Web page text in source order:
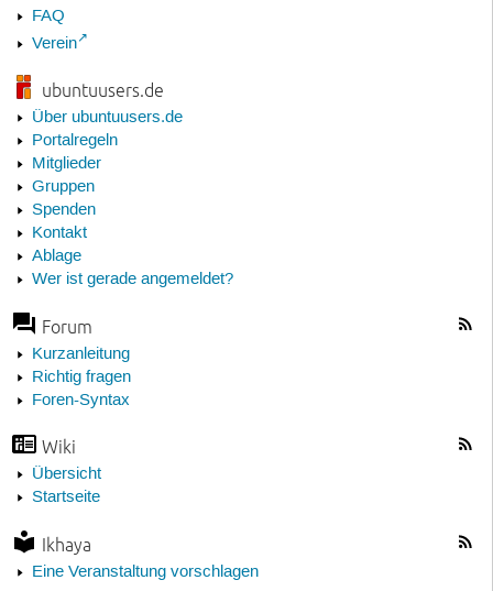
FAQ
Verein
ubuntuusers.de
Über ubuntuusers.de
Portalregeln
Mitglieder
Gruppen
Spenden
Kontakt
Ablage
Wer ist gerade angemeldet?
Forum
Kurzanleitung
Richtig fragen
Foren-Syntax
Wiki
Übersicht
Startseite
Ikhaya
Eine Veranstaltung vorschlagen